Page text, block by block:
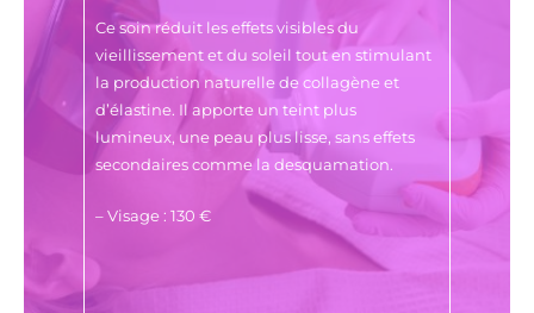
Ce soin réduit les effets visibles du
vieillissement et du soleil tout en stimulant
la production naturelle de collagène et
d’élastine. Il apporte un teint plus
lumineux, une peau plus lisse, sans effets
secondaires comme la desquamation.
– Visage : 130 €